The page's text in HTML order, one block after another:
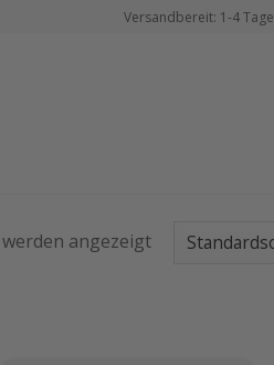
Versandbereit: 1-4 Tage
angezeigt